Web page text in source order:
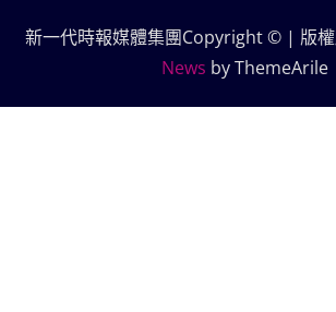
新一代時報媒體集團Copyright © | 版
News by ThemeArile